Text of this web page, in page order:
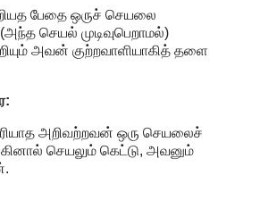
பேதை ஒருச் செயலை
செயல் முடிவுபெறாமல்)
அவன் குற்றவாளியாகித் தளை
அறிவற்றவன் ஒரு செயலைச்
செயலும் கெட்டு, அவனும்